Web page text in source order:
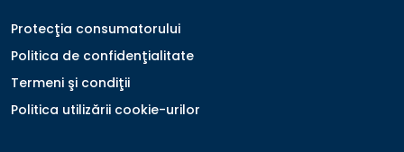
Protecţia consumatorului
Politica de confidenţialitate
Termeni şi condiţii
Politica utilizării cookie-urilor